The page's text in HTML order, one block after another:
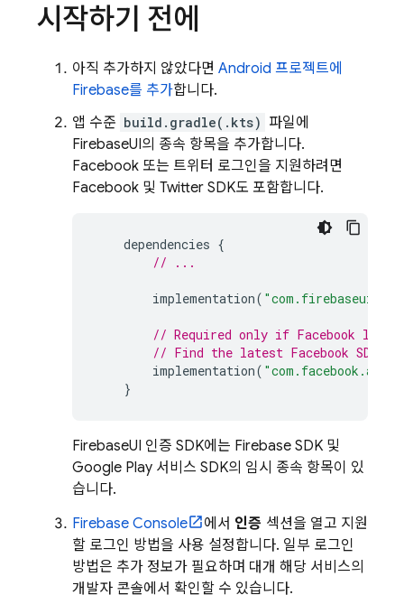
시작하기 전에
아직 추가하지 않았다면 Android 프로젝트에
Firebase를 추가합니다.
앱 수준 build.gradle(.kts) 파일에
FirebaseUI의 종속 항목을 추가합니다.
Facebook 또는 트위터 로그인을 지원하려면
Facebook 및 Twitter SDK도 포함합니다.
dependencies {
// ...
implementation(
// Required only if Facebook
// Find the latest Facebook SDK
implementation(
}
FirebaseUI 인증 SDK에는 Firebase SDK 및
Google Play 서비스 SDK의 임시 종속 항목이 있
습니다.
Firebase Console 에서 인증 섹션을 열고 지원
할 로그인 방법을 사용 설정합니다. 일부 로그인
방법은 추가 정보가 필요하며 대개 해당 서비스의
개발자 콘솔에서 확인할 수 있습니다.